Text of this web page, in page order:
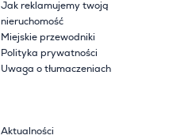
Jak reklamujemy twoją
nieruchomość
Miejskie przewodniki
Polityka prywatności
Uwaga o tłumaczeniach
Aktualności